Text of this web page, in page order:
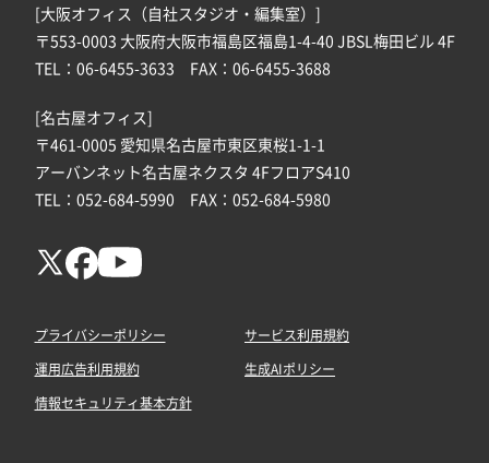
[大阪オフィス（自社スタジオ・編集室）]
〒553-0003 大阪府大阪市福島区福島1-4-40 JBSL梅田ビル 4F
TEL：06-6455-3633 FAX：06-6455-3688
[名古屋オフィス]
〒461-0005 愛知県名古屋市東区東桜1-1-1
アーバンネット名古屋ネクスタ 4FフロアS410
TEL：052-684-5990 FAX：052-684-5980
プライバシーポリシー サービス利用規約
運用広告利用規約 生成AIポリシー
情報セキュリティ基本方針